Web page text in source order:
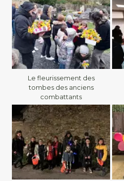
Le fleurissement des
tombes des anciens
combattants